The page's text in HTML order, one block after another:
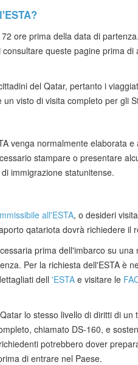
ore prima della data di
consultare queste pagine prima
del Qatar, pertanto i
visto di visita completo per gli
venga normalmente elaborata
stampare o presentare
immigrazione statunitense.
all'ESTA, o desideri
qatariota dovrà richiedere il
prima dell'imbarco su
Per la richiesta dell'ESTA è
dell 'ESTA e visitare le
lo stesso livello di diritti di
chiamato DS-160, e
potrebbero dover
di entrare nel Paese.